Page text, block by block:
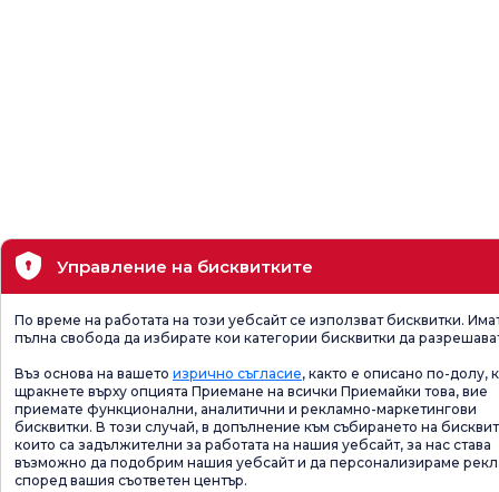
Управление на бисквитките
По време на работата на този уебсайт се използват бисквитки.
пълна свобода да избирате кои категории бисквитки да
Въз основа на вашето изрично съгласие, както е описано по-долу,
щракнете върху опцията Приемане на всички Приемайки това, вие
приемате функционални, аналитични и рекламно-маркетингови
бисквитки. В този случай, в допълнение към събирането на
които са задължителни за работата на нашия уебсайт, за нас става
възможно да подобрим нашия уебсайт и да персонализираме
според вашия съответен център.